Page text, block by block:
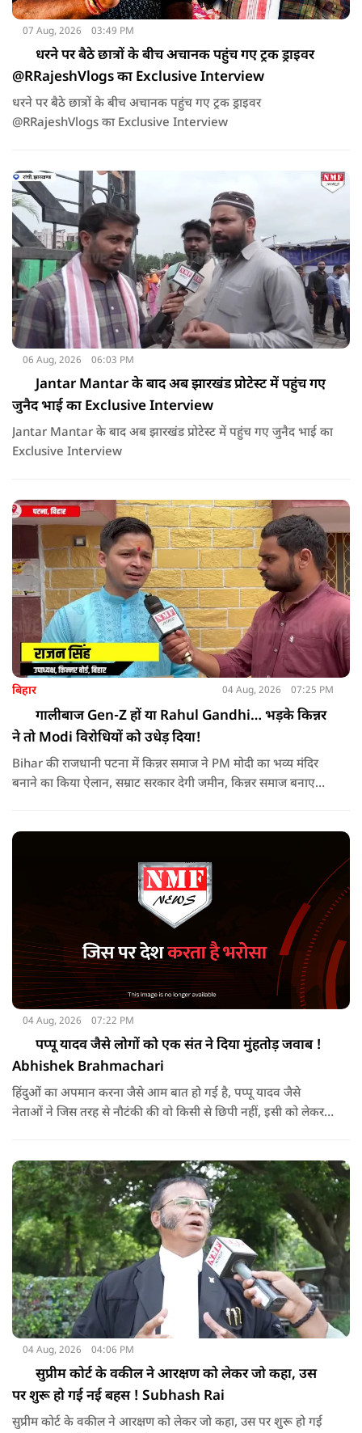
07 Aug, 2026 03:49 PM
धरने पर बैठे छात्रों के बीच अचानक पहुंच गए ट्रक ड्राइवर
@RRajeshVlogs का Exclusive Interview
धरने पर बैठे छात्रों के बीच अचानक पहुंच गए ट्रक ड्राइवर
@RRajeshVlogs का Exclusive Interview
06 Aug, 2026 06:03 PM
Jantar Mantar के बाद अब झारखंड प्रोटेस्ट में पहुंच गए
जुनैद भाई का Exclusive Interview
Jantar Mantar के बाद अब झारखंड प्रोटेस्ट में पहुंच गए जुनैद भाई का
Exclusive Interview
बिहार 04 Aug, 2026 07:25 PM
गालीबाज Gen-Z हों या Rahul Gandhi… भड़के किन्नर
ने तो Modi विरोधियों को उधेड़ दिया!
Bihar की राजधानी पटना में किन्नर समाज ने PM मोदी का भव्य मंदिर
बनाने का किया ऐलान, सम्राट सरकार देगी जमीन, किन्नर समाज बनाएगा
04 Aug, 2026 07:22 PM
पप्पू यादव जैसे लोगों को एक संत ने दिया मुंहतोड़ जवाब !
Abhishek Brahmachari
हिंदुओं का अपमान करना जैसे आम बात हो गई है, पप्पू यादव जैसे
नेताओं ने जिस तरह से नौटंकी की वो किसी से छिपी नहीं, इसी को लेकर
04 Aug, 2026 04:06 PM
सुप्रीम कोर्ट के वकील ने आरक्षण को लेकर जो कहा, उस
पर शुरू हो गई नई बहस ! Subhash Rai
सुप्रीम कोर्ट के वकील ने आरक्षण को लेकर जो कहा, उस पर शुरू हो गई